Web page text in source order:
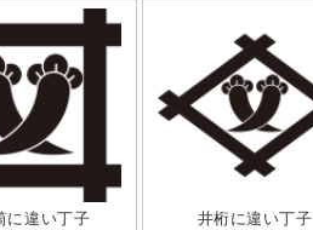
に違い丁子
井桁に違い丁子